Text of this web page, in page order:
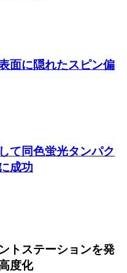
面に隠れたスピン偏
て同色蛍光タンパク
成功
トステーションを発
度化